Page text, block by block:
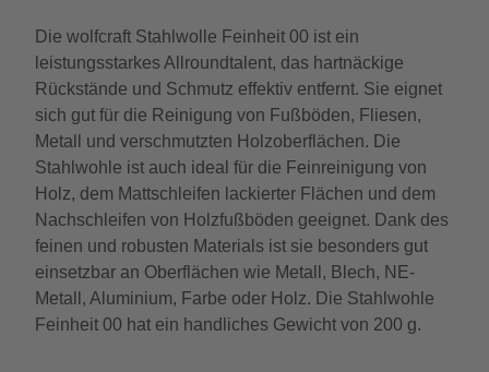
Die wolfcraft Stahlwolle Feinheit 00 ist ein
leistungsstarkes Allroundtalent, das hartnäckige
Rückstände und Schmutz effektiv entfernt. Sie eignet
sich gut für die Reinigung von Fußböden, Fliesen,
Metall und verschmutzten Holzoberflächen. Die
Stahlwohle ist auch ideal für die Feinreinigung von
Holz, dem Mattschleifen lackierter Flächen und dem
Nachschleifen von Holzfußböden geeignet. Dank des
feinen und robusten Materials ist sie besonders gut
einsetzbar an Oberflächen wie Metall, Blech, NE-
Metall, Aluminium, Farbe oder Holz. Die Stahlwohle
Feinheit 00 hat ein handliches Gewicht von 200 g.